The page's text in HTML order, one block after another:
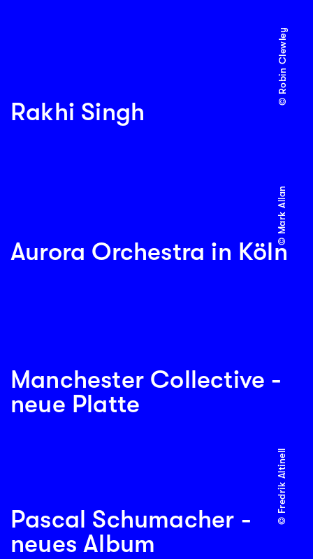
Rakhi Singh
© Robin Clewley
Aurora Orchestra in Köln
© Mark Allan
Manchester Collective -
neue Platte
Pascal Schumacher -
neues Album
© Fredrik Altinell